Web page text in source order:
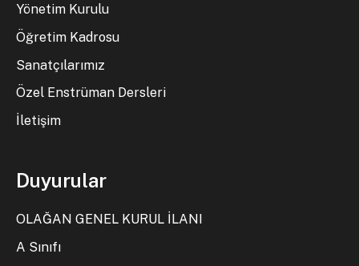
Yönetim Kurulu
Öğretim Kadrosu
Sanatçılarımız
Özel Enstrüman Dersleri
İletişim
Duyurular
OLAĞAN GENEL KURUL İLANI
A Sınıfı